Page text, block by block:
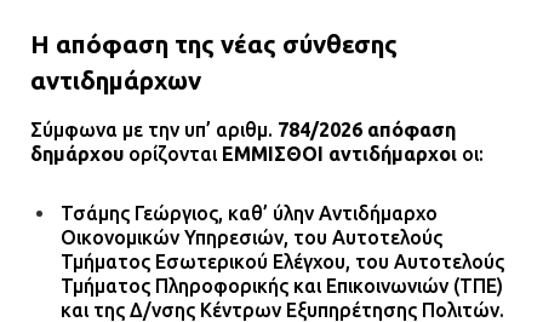
08.07.2026 | 16:24
τους μισθούς του 2025 στο Θριάσιο
για μηχάνημα καρδιολογικών
08.07.2026 | 15:02
Η απόφαση της νέας σύνθεσης
αντιδημάρχων
Σύμφωνα με την υπ’ αριθμ. 784/2026 απόφαση
δημάρχου ορίζονται ΕΜΜΙΣΘΟΙ αντιδήμαρχοι οι:
Τσάμης Γεώργιος, καθ’ ύλην Αντιδήμαρχο
Οικονομικών Υπηρεσιών, του Αυτοτελούς
Τμήματος Εσωτερικού Ελέγχου, του Αυτοτελούς
Τμήματος Πληροφορικής και Επικοινωνιών (ΤΠΕ)
και της Δ/νσης Κέντρων Εξυπηρέτησης Πολιτών.